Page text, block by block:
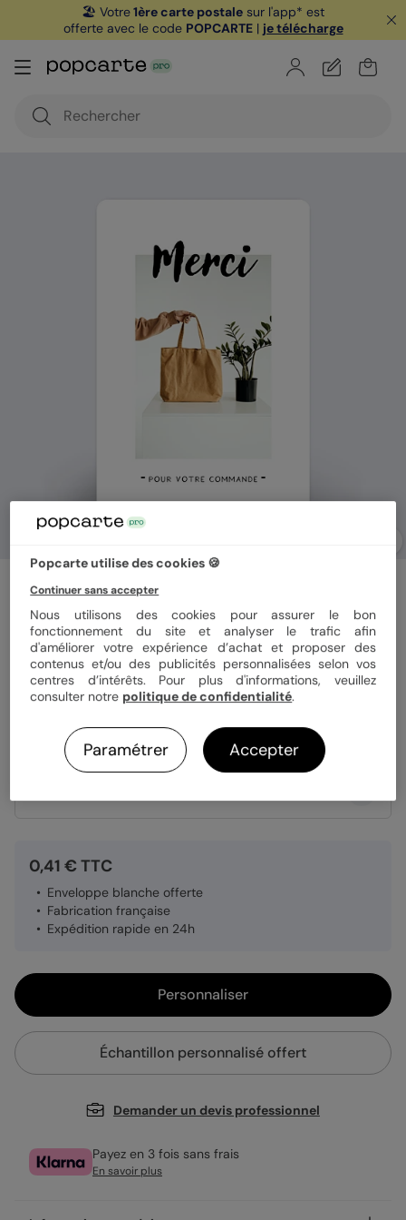
🏖️ Votre1ère carte postale sur l'app* est
offerte avec le code POPCARTE| je télécharge
Merci
Format 10x15 cm
Papier Papier Satiné
0,41 € TTC
Enveloppe blanche offerte
Fabrication française
Expédition rapide en 24h
Personnaliser
Échantillon personnalisé offert
Demander un devis professionnel
Payez en 3 fois sans frais
En savoir plus
Popcarte utilise des cookies 🍪
Continuer sans accepter
Nous utilisons des cookies pour assurer le bon
fonctionnement du site et analyser le trafic afin
d'améliorer votre expérience d’achat et proposer des
contenus et/ou des publicités personnalisées selon vos
centres d’intérêts. Pour plus d'informations, veuillez
consulter notre politique de confidentialité.
Paramétrer Accepter